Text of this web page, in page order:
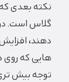
نکته بعدی
گلاس است. در
دهند،
هایی که روی
توجه بیش